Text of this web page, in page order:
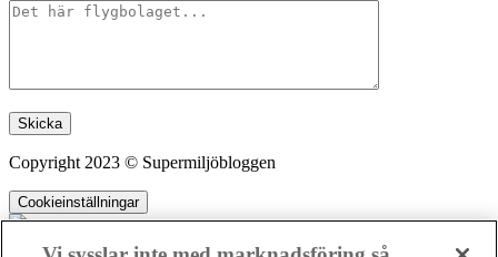
Lämna detta fält tomt.
Copyright 2023 © Supermiljöbloggen
Cookieinställningar